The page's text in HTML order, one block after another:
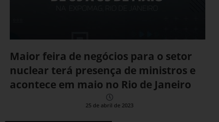
Maior feira de negócios para o setor
nuclear terá presença de ministros e
acontece em maio no Rio de Janeiro
25 de abril de 2023